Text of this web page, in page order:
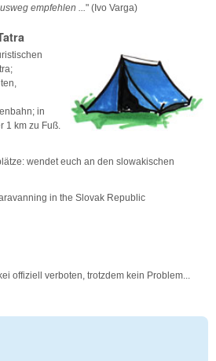
empfehlen ... " (Ivo Varga)
in
1 km zu Fuß.
wendet euch an den slowakischen
in the Slovak Republic
offiziell verboten, trotzdem kein Problem...